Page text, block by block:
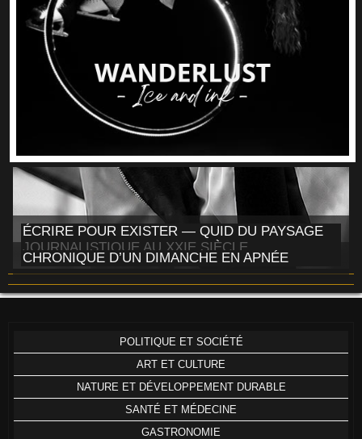
ÉCRIRE POUR EXISTER — QUID DU PAYSAGE
JOURNALISTIQUE AU XXIE SIÈCLE
CHRONIQUE D’UN DIMANCHE EN APNÉE
POLITIQUE ET SOCIÉTÉ
ART ET CULTURE
NATURE ET DÉVELOPPEMENT DURABLE
SANTÉ ET MÉDECINE
GASTRONOMIE